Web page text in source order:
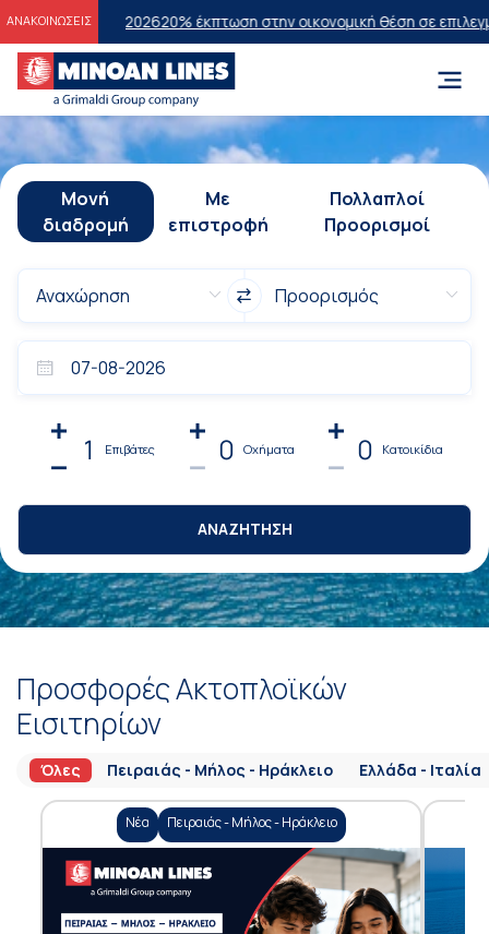
ΑΝΑΚΟΙΝΩΣΕΙΣ
202620% έκπτωση στην οικονομική θέση σε επιλεγμένα
Μονή
διαδρομή
Με
επιστροφή
Πολλαπλοί
Προορισμοί
1 Επιβάτες 0 Οχήματα 0 Κατοικίδια
ΑΝΑΖΗΤΗΣΗ
Προσφορές Ακτοπλοϊκών
Εισιτηρίων
Όλες Πειραιάς - Μήλος - Ηράκλειο Ελλάδα - Ιταλία
Νέα Πειραιάς - Μήλος - Ηράκλειο